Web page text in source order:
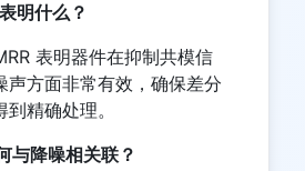
明什么？
表明器件在抑制共模信
声方面非常有效，确保差分
到精确处理。
与降噪相关联？